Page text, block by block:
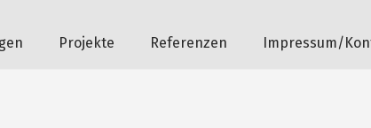
Projekte Referenzen Impressum/